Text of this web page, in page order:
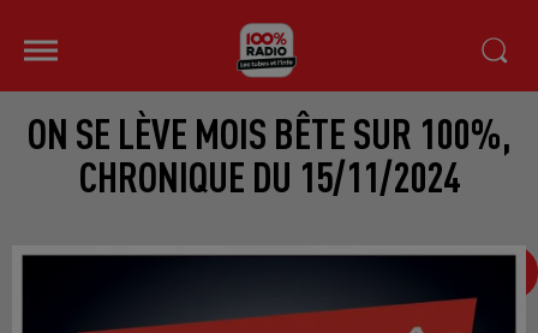
ON SE LÈVE MOIS BÊTE SUR 100%,
CHRONIQUE DU 15/11/2024